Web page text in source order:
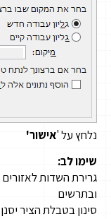
נלחץ על 'אישור'
שימו לב:
גרירת השדות
ובתרשים
סינון בטבלת הציר